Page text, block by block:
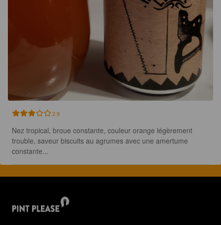
2.9
Nez tropical, broue constante, couleur orange légèrement
trouble, saveur biscuits au agrumes avec une amertume
constante...